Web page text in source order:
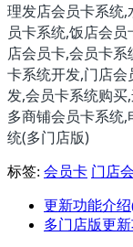
理发店会员卡系统
员卡系统,饭店会
店会员卡,会员卡
卡系统开发,门店
发,会员卡系统购
多商铺会员卡系统
统(多门店版)
标签: 会员卡 门店
更新功能介绍
多门店版更